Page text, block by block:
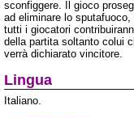
sconfiggere. Il gioco
ad eliminare lo
tutti i giocatori
della partita soltanto colui
verrà dichiarato vincitore.
Lingua
Italiano.